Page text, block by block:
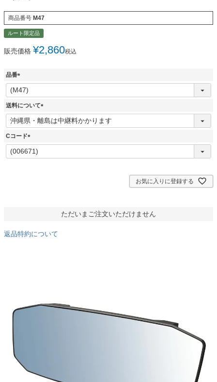
商品番号 M47
ルート限定品
販売価格 ¥2,860税込
品番
(
必
須
送料について
(
必
Cコード
(
必
お気に入りに登録する
ただいまご注文いただけません
返品特約について